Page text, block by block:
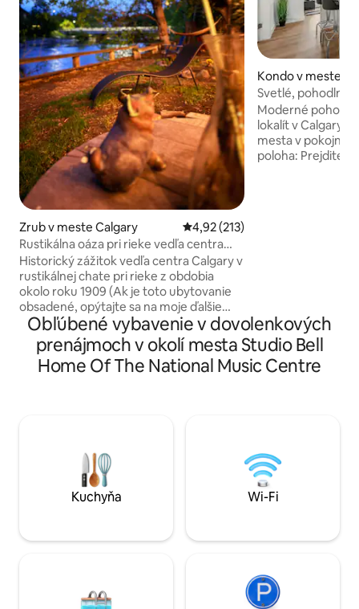
Zrub v meste Calgary Priemerné ohodnotenie 4,92 z
4,92 (213)
Rustikálna oáza pri rieke vedľa centra
Calgary
Historický zážitok vedľa centra Calgary v
rustikálnej chate pri rieke z obdobia
okolo roku 1909 (Ak je toto ubytovanie
obsadené, opýtajte sa na moje ďalšie
miesta!) Pešia vzdialenosť od: Centrum,
Stampede a BMO Repsol Center Saddle
Dome 17th ave Hlavná linka verejnej
dopravy Obchody s potravinami,
výhľadom na rieku. Ak máte akékoľvek
otázky, neváhajte sa na mňa obrátiť!
Kondo v meste
Svetlé, pohodlné
centre mesta!
Moderné
lokalít v Calgary! Len pár minút od centra
mesta v pokojnej štvrti.
poloha: Prejdite
pohodlia a
Obľúbené vybavenie v dovolenkových
prenájmoch v okolí mesta Studio Bell
Home Of The National Music Centre
Kuchyňa Wi-Fi